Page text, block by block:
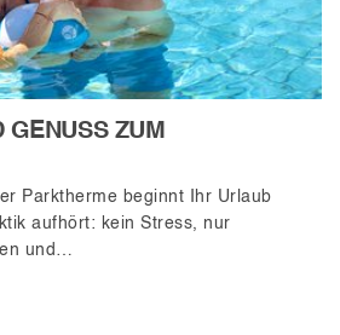
GENUSS ZUM
Parktherme beginnt Ihr Urlaub
aufhört: kein Stress, nur
und…